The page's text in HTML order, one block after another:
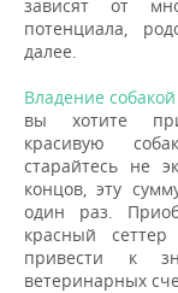
зависят от
потенциала,
далее.
Владение
вы хотите
красивую
старайтесь не
концов, эту
один раз.
красный
привести к
ветеринарных